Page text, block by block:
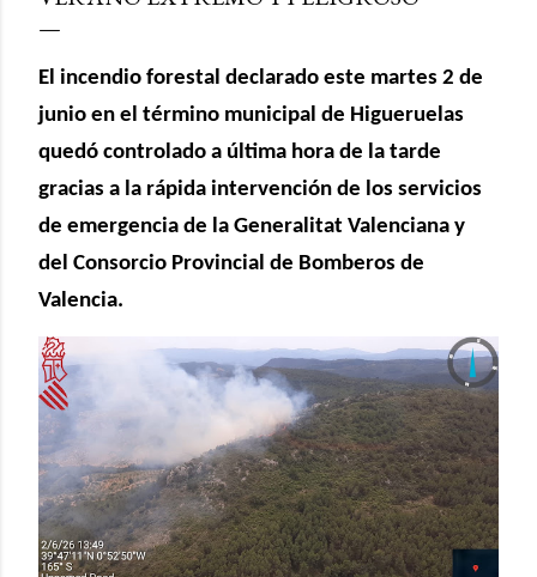
El incendio forestal declarado este martes 2 de
junio en el término municipal de Higueruelas
quedó controlado a última hora de la tarde
gracias a la rápida intervención de los servicios
de emergencia de la Generalitat Valenciana y
del Consorcio Provincial de Bomberos de
Valencia.